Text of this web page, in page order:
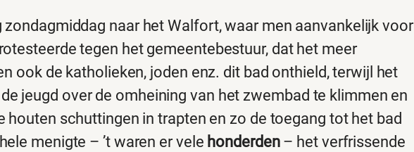
naar het Walfort, waar men aanvankelijk voor
tegen het gemeentebestuur, dat het meer
ook de katholieken, joden enz. dit bad onthield, terwijl het
jeugd over de omheining van het zwembad te klimmen en
houten schuttingen in trapten en zo de toegang tot het bad
menigte – ’t waren er vele honderden – het verfrissende